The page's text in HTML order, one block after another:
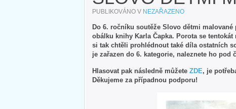
PUBLIKOVÁNO V NEZAŘAZENO
Do 6. ročníku soutěže Slovo dětmi
obálku knihy Karla Čapka. Porota se
si tak chtěli prohlédnout také díla ostatních
je zařazen do 6. kategorie, naleznete ho pod
Hlasovat pak následně můžete ZDE, je
Děkujeme za případnou podporu!